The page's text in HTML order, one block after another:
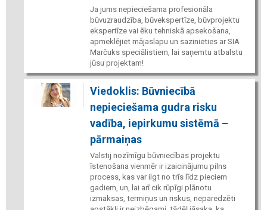
Ja jums nepieciešama profesionāla
būvuzraudzība, būvekspertīze, būvprojektu
ekspertīze vai ēku tehniskā apsekošana,
apmeklējiet mājaslapu un sazinieties ar SIA
Marčuks speciālistiem, lai saņemtu atbalstu
jūsu projektam!
Viedoklis: Būvniecībā
nepieciešama gudra risku
vadība, iepirkumu sistēmā –
pārmaiņas
Valstij nozīmīgu būvniecības projektu
īstenošana vienmēr ir izaicinājumu pilns
process, kas var ilgt no trīs līdz pieciem
gadiem, un, lai arī cik rūpīgi plānotu
izmaksas, termiņus un riskus, neparedzēti